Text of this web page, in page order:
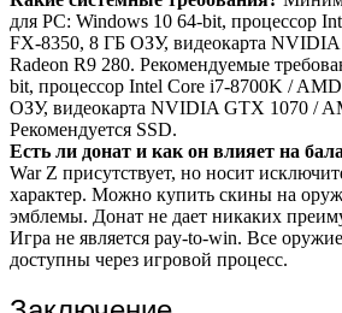
для PC: Windows 10 64-bit, процессор
FX-8350, 8 ГБ ОЗУ, видеокарта
Radeon R9 280. Рекомендуемые
bit, процессор Intel Core i7-8700K /
ОЗУ, видеокарта NVIDIA GTX 1070 /
Рекомендуется SSD.
Есть ли донат и как он влияет на
War Z присутствует, но носит
характер. Можно купить скины на
эмблемы. Донат не дает никаких
Игра не является pay-to-win. Все
доступны через игровой процесс.